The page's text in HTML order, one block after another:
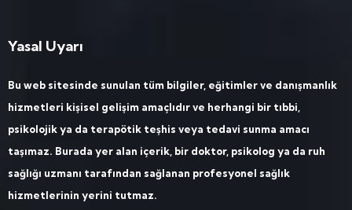
Yasal Uyarı
Bu web sitesinde sunulan tüm bilgiler, eğitimler ve danışmanlık
hizmetleri kişisel gelişim amaçlıdır ve herhangi bir tıbbi,
psikolojik ya da terapötik teşhis veya tedavi sunma amacı
taşımaz. Burada yer alan içerik, bir doktor, psikolog ya da ruh
sağlığı uzmanı tarafından sağlanan profesyonel sağlık
hizmetlerinin yerini tutmaz.